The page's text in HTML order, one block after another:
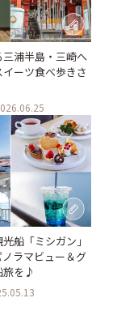
浦半島・三崎へ
ーツ食べ歩きさ
船「ミシガン」
ラマビュー＆グ
旅を♪